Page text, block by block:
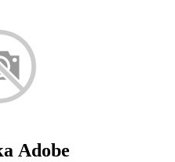
Adobe